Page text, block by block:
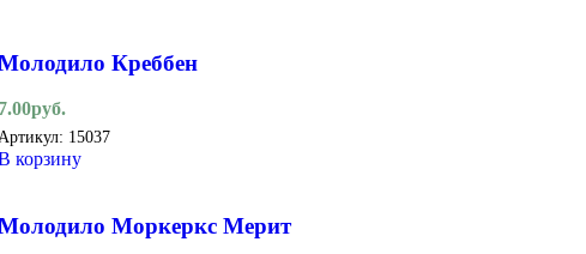
Креббен
руб.
15037
корзину
Моркеркс Мерит